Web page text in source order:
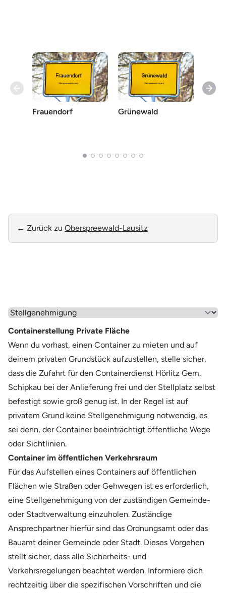
Frauendorf Grünewald
← Zurück zu Oberspreewald-Lausitz
Wähle einen Menüpunkt aus
Containerstellung Private Fläche
Wenn du vorhast, einen Container zu mieten und auf
deinem privaten Grundstück aufzustellen, stelle sicher,
dass die Zufahrt für den Containerdienst Hörlitz Gem.
Schipkau bei der Anlieferung frei und der Stellplatz selbst
befestigt sowie groß genug ist. In der Regel ist auf
privatem Grund keine Stellgenehmigung notwendig, es
sei denn, der Container beeinträchtigt öffentliche Wege
oder Sichtlinien.
Container im öffentlichen Verkehrsraum
Für das Aufstellen eines Containers auf öffentlichen
Flächen wie Straßen oder Gehwegen ist es erforderlich,
eine Stellgenehmigung von der zuständigen Gemeinde-
oder Stadtverwaltung einzuholen. Zuständige
Ansprechpartner hierfür sind das Ordnungsamt oder das
Bauamt deiner Gemeinde oder Stadt. Dieses Vorgehen
stellt sicher, dass alle Sicherheits- und
Verkehrsregelungen beachtet werden. Informiere dich
rechtzeitig über die spezifischen Vorschriften und die